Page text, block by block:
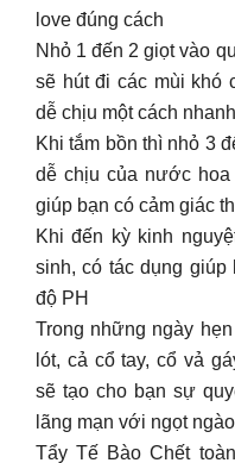
love đúng cách
Nhỏ 1 đến 2 giọt vào
sẽ hút đi các mùi khó
dễ chịu một cách
Khi tắm bồn thì nhỏ 3
dễ chịu của nước hoa
giúp bạn có cảm giác
Khi đến kỳ kinh
sinh, có tác dụng
độ PH
Trong những ngày
lót, cả cổ tay, cổ vả
sẽ tạo cho bạn sự
lãng mạn với ngọt
Tẩy Tế Bào Chết